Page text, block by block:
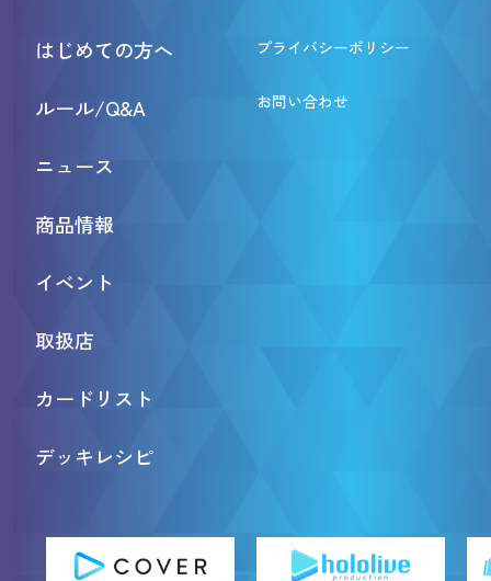
はじめての方へ
ルール/Q&A
ニュース
商品情報
イベント
取扱店
カードリスト
デッキレシピ
プライバシーポリシー
お問い合わせ